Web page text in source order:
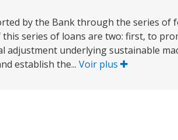
by the Bank through the series of
this series of loans are two: first, to
adjustment underlying sustainable
establish the... Voir plus